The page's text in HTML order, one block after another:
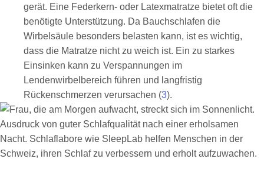
gerät. Eine Federkern- oder Latexmatratze bietet oft die
benötigte Unterstützung. Da Bauchschlafen die
Wirbelsäule besonders belasten kann, ist es wichtig,
dass die Matratze nicht zu weich ist. Ein zu starkes
Einsinken kann zu Verspannungen im
Lendenwirbelbereich führen und langfristig
Rückenschmerzen verursachen (3).